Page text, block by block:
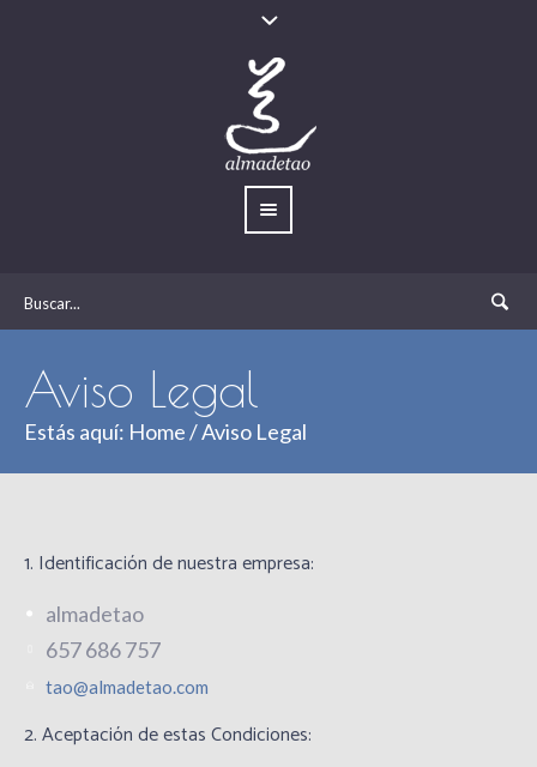
Aviso Legal
Estás aquí: Home/Aviso Legal
1. Identificación de nuestra empresa:
almadetao
657 686 757
tao@almadetao.com
2. Aceptación de estas Condiciones: